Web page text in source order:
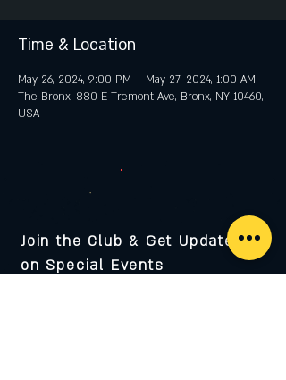
Time & Location
May 26, 2024, 9:00 PM – May 27, 2024, 1:00 AM
The Bronx, 880 E Tremont Ave, Bronx, NY 10460,
USA
Join the Club & Get Updates
on Special Events